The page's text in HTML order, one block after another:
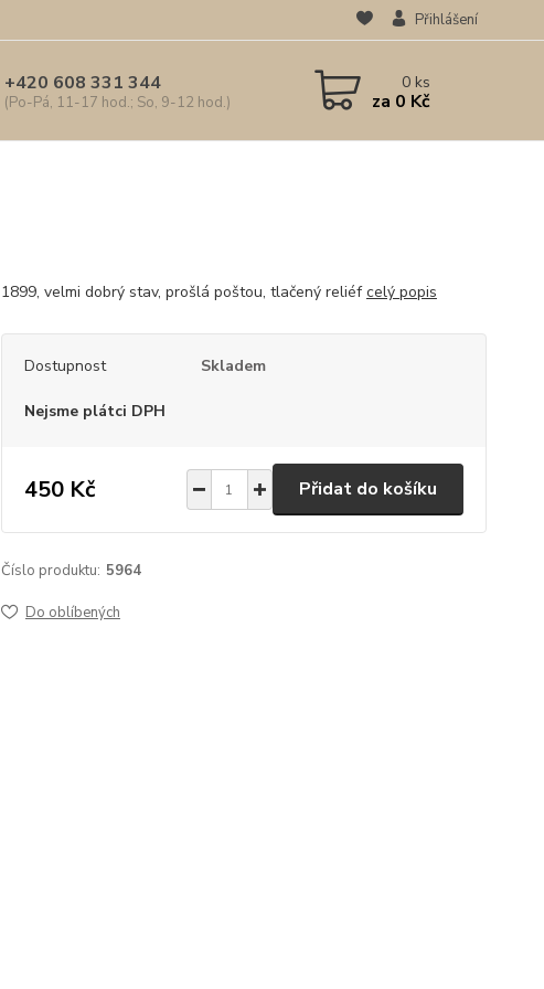
Přihlášení
+420 608 331 344
(Po-Pá, 11-17 hod.; So, 9-12 hod.)
0ks
za 0 Kč
1899, velmi dobrý stav, prošlá poštou, tlačený reliéfcelý popis
Dostupnost Skladem
Nejsme plátci DPH
450 Kč Přidat do košíku
Číslo produktu: 5964
Do oblíbených